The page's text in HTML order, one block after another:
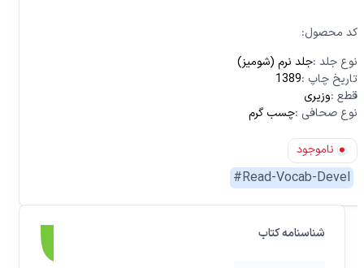
:کد محصول
: نوع جلد جلد نرم (شومیز)
: تاریخ چاپ 1389
: قطع وزیری
: نوع صحافی چسب گرم
ناموجود
#Read-Vocab-Devel
شناسنامه کتاب